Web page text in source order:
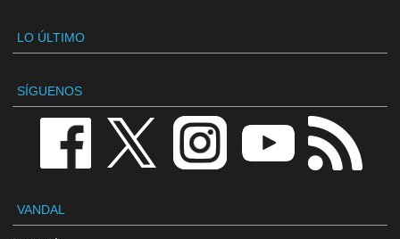
LO ÚLTIMO
SÍGUENOS
VANDAL